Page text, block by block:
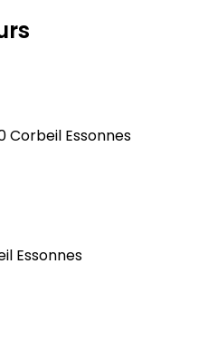
Corbeil Essonnes
Essonnes